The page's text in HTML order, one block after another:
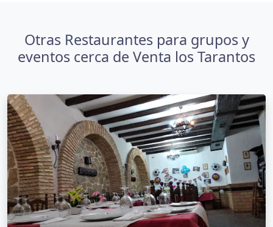
Otras Restaurantes para grupos y
eventos cerca de Venta los Tarantos